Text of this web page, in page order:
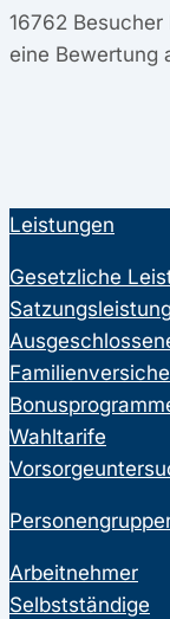
16762 Besucher
eine Bewertung
Leistungen
Gesetzliche
Wahltarife
Arbeitnehmer
Selbstständige